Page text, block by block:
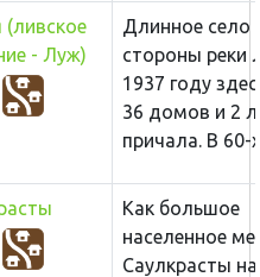
- Луж)
Длинное село
стороны реки
1937 году
36 домов и 2
причала. В 60-
Как большое
населенное
Саулкрасты